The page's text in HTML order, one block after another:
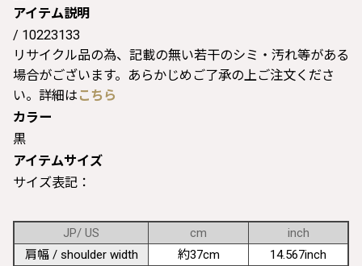
アイテム説明
/ 10223133
リサイクル品の為、記載の無い若干のシミ・汚れ等がある
場合がございます。あらかじめご了承の上ご注文くださ
い。詳細は こちら
カラー
黒
アイテムサイズ
サイズ表記：
JP/ US cm
inch
肩幅 / shoulder width
約37cm
14.567inch